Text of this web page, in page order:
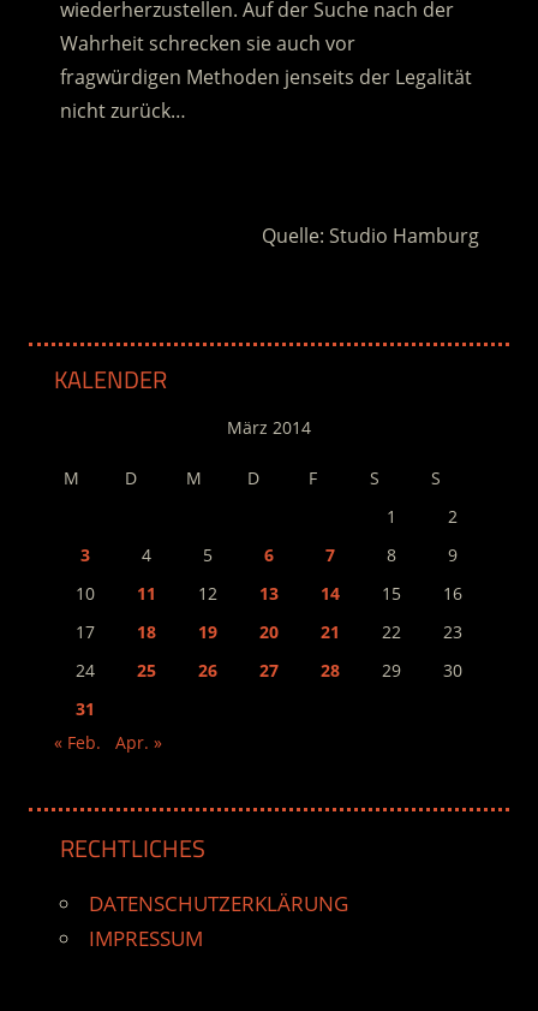
wiederherzustellen. Auf der Suche nach der
Wahrheit schrecken sie auch vor
fragwürdigen Methoden jenseits der Legalität
nicht zurück…
Quelle: Studio Hamburg
KALENDER
März 2014
M D M D F S
S
1
2
3
4 5 6 7 8
9
10
11 12 13 14 15
16
17
18 19 20 21 22
23
24
25 26 27 28 29
30
31
« Feb.
Apr. »
RECHTLICHES
DATENSCHUTZERKLÄRUNG
IMPRESSUM